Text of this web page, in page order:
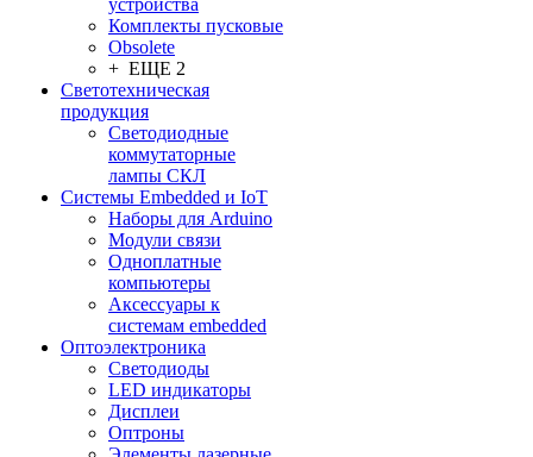
устройства
Комплекты пусковые
Obsolete
+ ЕЩЕ 2
Светотехническая
продукция
Светодиодные
коммутаторные
лампы СКЛ
Системы Embedded и IoT
Наборы для Arduino
Модули связи
Одноплатные
компьютеры
Аксессуары к
системам embedded
Oптоэлектроника
Светодиоды
LED индикаторы
Дисплеи
Оптроны